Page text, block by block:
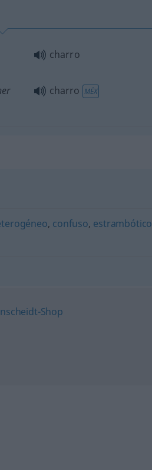
charro
charro MÉX
, confuso, estrambótico